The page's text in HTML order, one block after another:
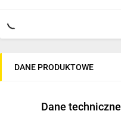
DANE PRODUKTOWE
Dane techniczne